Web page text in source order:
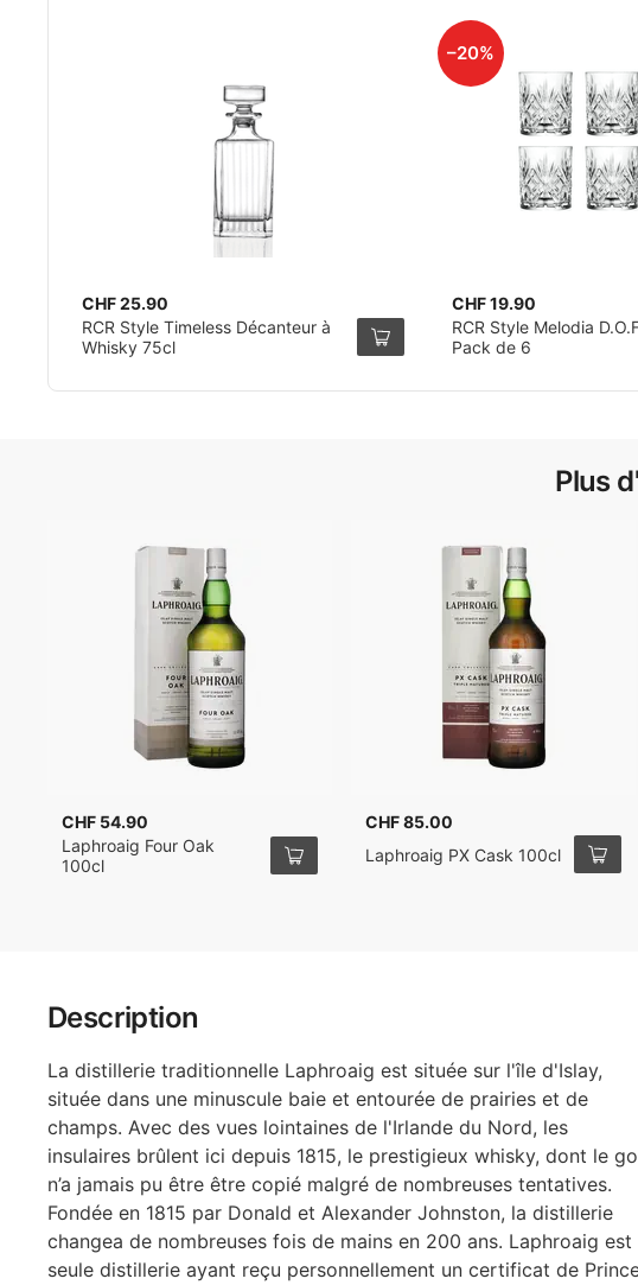
CHF 25.90
RCR Style Timeless Décanteur à
Whisky 75cl
–20%
CHF 19.90
RCR Style Melodia
Pack de 6
Description
La distillerie traditionnelle Laphroaig est située sur l'île d'Islay,
située dans une minuscule baie et entourée de prairies et de
champs. Avec des vues lointaines de l'Irlande du Nord, les
insulaires brûlent ici depuis 1815, le prestigieux whisky, dont le
n’a jamais pu être être copié malgré de nombreuses tentatives.
Fondée en 1815 par Donald et Alexander Johnston, la distillerie
changea de nombreuses fois de mains en 200 ans. Laphroaig est
seule distillerie ayant reçu personnellement un certificat de
Plus
CHF 54.90
Laphroaig Four Oak
100cl
CHF 85.00
Laphroaig PX Cask 100cl